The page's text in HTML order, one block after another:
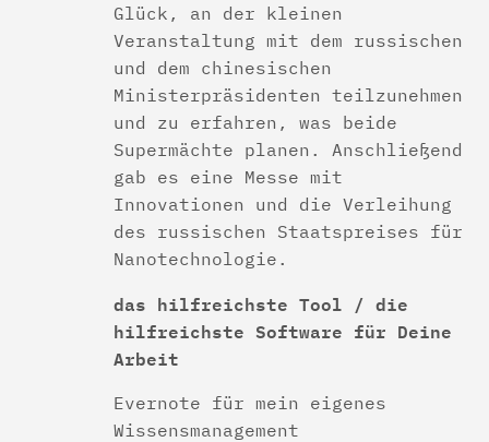
Glück, an der kleinen
Veranstaltung mit dem russischen
und dem chinesischen
Ministerpräsidenten teilzunehmen
und zu erfahren, was beide
Supermächte planen. Anschließend
gab es eine Messe mit
Innovationen und die Verleihung
des russischen Staatspreises für
Nanotechnologie.
das hilfreichste Tool / die
hilfreichste Software für Deine
Arbeit
Evernote für mein eigenes
Wissensmanagement